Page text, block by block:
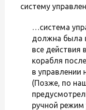
систему
…система
должна была
все действия
корабля
в управлении
(Позже, по
ручной режим